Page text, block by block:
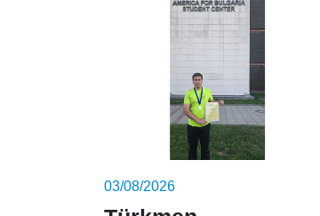
03/08/2026